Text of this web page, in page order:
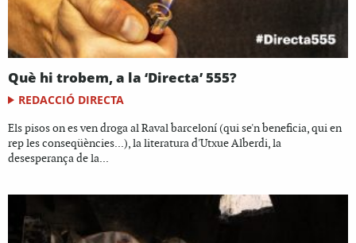
Què hi trobem, a la ‘Directa’ 555?
REDACCIÓ DIRECTA
Els pisos on es ven droga al Raval barceloní (qui se'n beneficia, qui en
rep les conseqüències...), la literatura d'Utxue Alberdi, la
desesperança de la...